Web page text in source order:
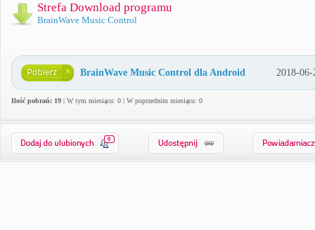
Strefa Download programu
BrainWave Music Control
BrainWave Music Control dla Android 2018-06-
Ilość pobrań: 19 | W tym miesiącu: 0 | W poprzednim miesiącu: 0
0